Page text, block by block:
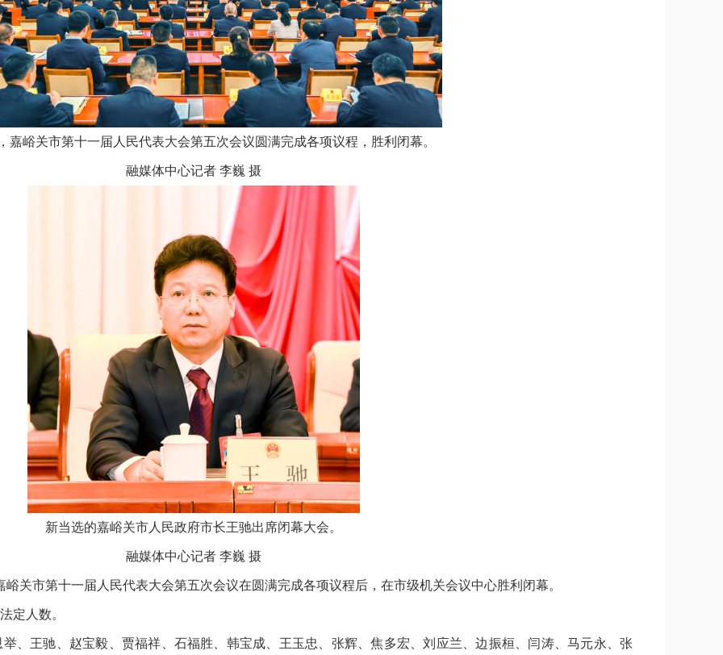
嘉峪关市第十一届人民代表大会第五次会议圆满完成各项议程，胜利闭幕。
融媒体中心记者 李巍 摄
新当选的嘉峪关市人民政府市长王驰出席闭幕大会。
融媒体中心记者 李巍 摄
关市第十一届人民代表大会第五次会议在圆满完成各项议程后，在市级机关会议中心胜利闭幕。
定人数。
、王驰、赵宝毅、贾福祥、石福胜、韩宝成、王玉忠、张辉、焦多宏、刘应兰、边振桓、闫涛、马元永、张